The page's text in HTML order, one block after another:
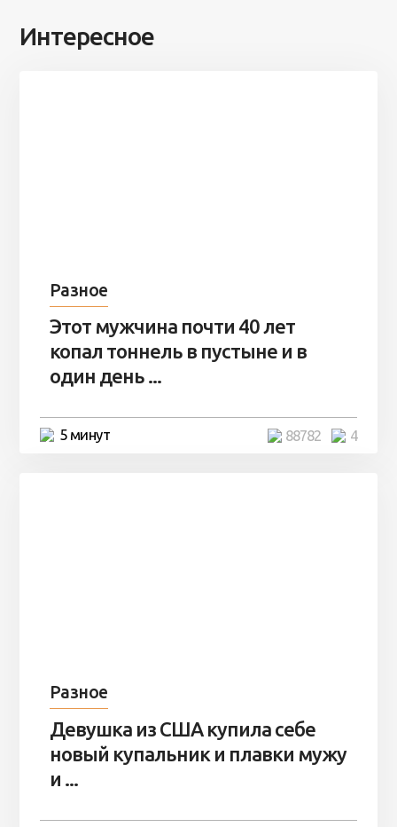
Интересное
Разное
Этот мужчина почти 40 лет
копал тоннель в пустыне и в
один день ...
5 минут 4
88782
Разное
Девушка из США купила себе
новый купальник и плавки мужу
и ...